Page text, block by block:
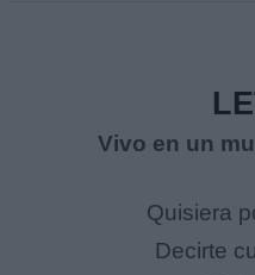
Vivo en un
Quisiera
Decirte